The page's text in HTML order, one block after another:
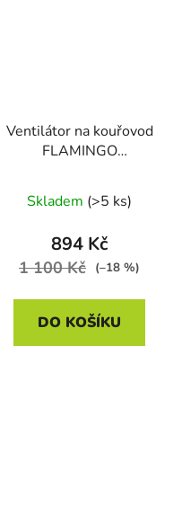
Ventilátor na kouřovod
FLAMINGO
magnetický, naklápěcí,
černý
Skladem (>5 ks)
894 Kč
1 100 Kč (–18 %)
DO KOŠÍKU